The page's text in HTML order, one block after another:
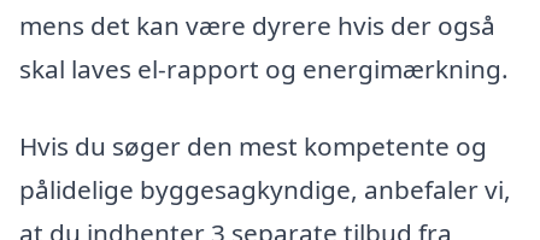
mens det kan være dyrere hvis der også
skal laves el-rapport og energimærkning.
Hvis du søger den mest kompetente og
pålidelige byggesagkyndige, anbefaler vi,
at du indhenter 3 separate tilbud fra